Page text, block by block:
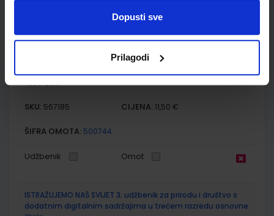
Dopusti sve
Prilagodi
osnovne škole
Josipa Blagus Marijana Šundov Ana Budojević
Nakladnik:ŠKOLSKA KNJIGA d.d.
Registarski broj ministarstva:
7003-DOM
SKU: 567185 CIJENA: 11,50 €
ŠIFRA OMOTA: 500744
Udžbenik Omot
ISTRAŽUJEMO NAŠ SVIJET 3; udžbenik za prirodu i društvo s
dodatnim digitalnim sadržajima u trećem razredu osnovne